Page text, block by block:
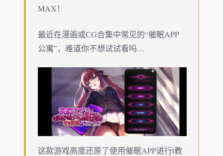
MAX！
最近在漫画或CG合集中常见的“催眠APP
公寓”，难道你不想试试看吗…
这款游戏高度还原了使用催眠APP进行t教